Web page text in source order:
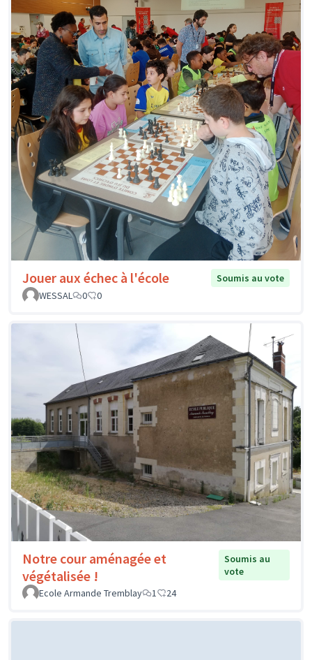
Jouer aux échec à l'école
Soumis au vote
WESSAL
0 0
Notre cour aménagée et
végétalisée !
Soumis au
vote
Ecole Armande Tremblay
1 24